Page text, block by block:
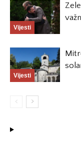
Vijesti
Vijesti